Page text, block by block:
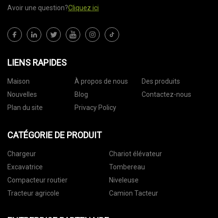
Avoir une question?Cliquez ici
LIENS RAPIDES
Maison À propos de nous
Des produits
Nouvelles
Blog
Contactez-nous
Plan du site
Privacy Policy
CATÉGORIE DE PRODUIT
Chargeur
Chariot élévateur
Excavatrice
Tombereau
Compacteur routier
Niveleuse
Tracteur agricole
Camion Tacteur